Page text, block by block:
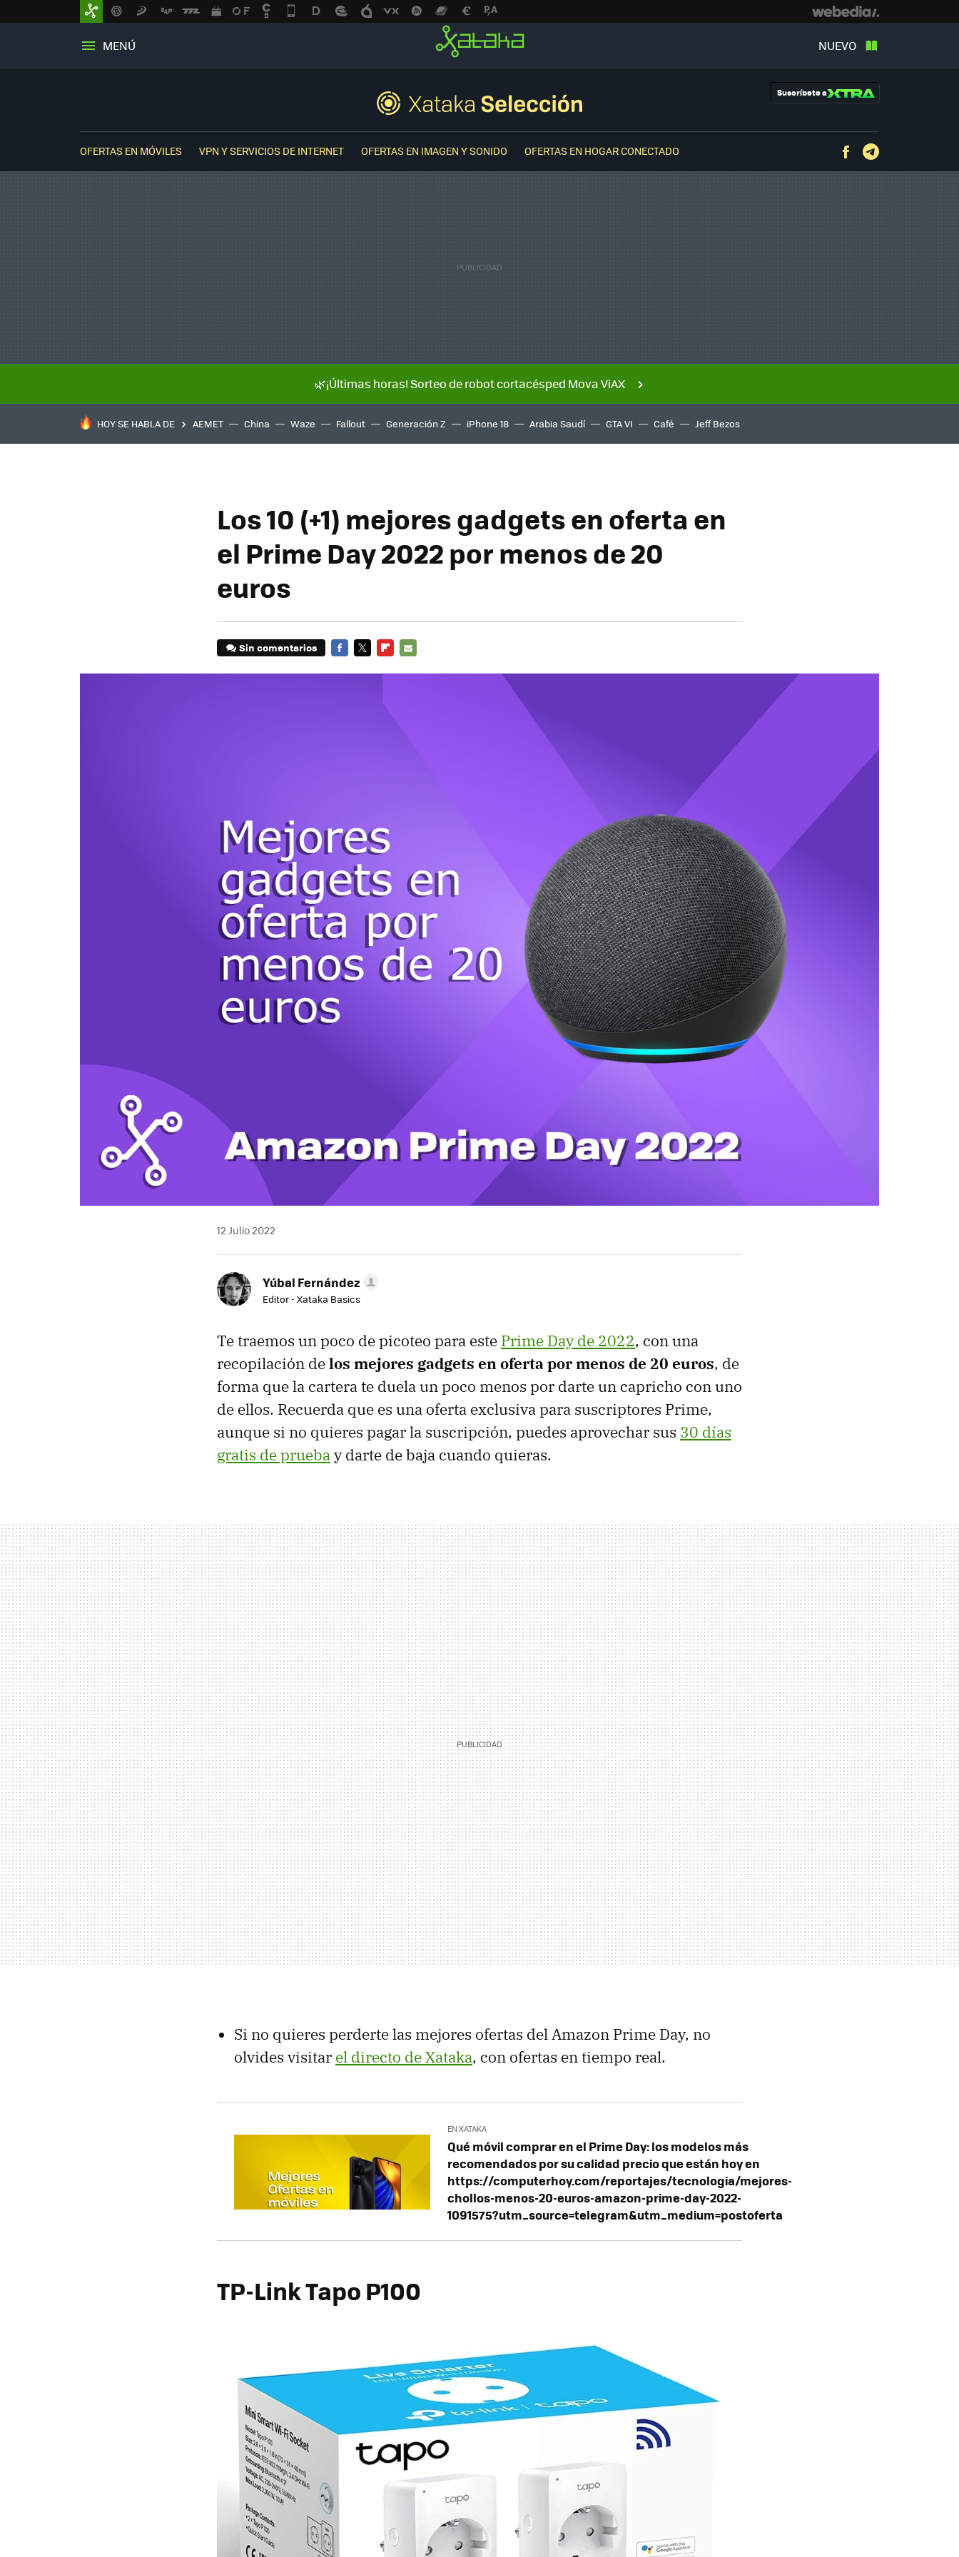
MENÚ NUEVO
Suscríbete a
OFERTAS EN MÓVILES VPN Y SERVICIOS DE INTERNET OFERTAS EN IMAGEN Y SONIDO OFERTAS EN HOGAR CONECTADO Facebook
🌿¡Últimas horas! Sorteo de robot cortacésped Mova ViAX
HOY SE HABLA DE AEMET China Waze Fallout Generación Z iPhone 18 Arabia Saudí GTA VI Café Jeff Bezos
Los 10 (+1) mejores gadgets en oferta en
el Prime Day 2022 por menos de 20
euros
Sin comentarios
12 Julio 2022
Yúbal Fernández
Editor - Xataka Basics
Te traemos un poco de picoteo para este Prime Day de 2022, con una
recopilación delos mejores gadgets en oferta por menos de 20 euros, de
forma que la cartera te duela un poco menos por darte un capricho con uno
de ellos. Recuerda que es una oferta exclusiva para suscriptores Prime,
aunque si no quieres pagar la suscripción, puedes aprovechar sus 30 días
gratis de pruebay darte de baja cuando quieras.
Si no quieres perderte las mejores ofertas del Amazon Prime Day, no
olvides visitar el directo de Xataka, con ofertas en tiempo real.
EN XATAKA
Qué móvil comprar en el Prime Day: los modelos más
recomendados por su calidad precio que están hoy en
https://computerhoy.com/reportajes/tecnologia/mejores-
chollos-menos-20-euros-amazon-prime-day-2022-
1091575?utm_source=telegram&utm_medium=postoferta
TP-Link Tapo P100